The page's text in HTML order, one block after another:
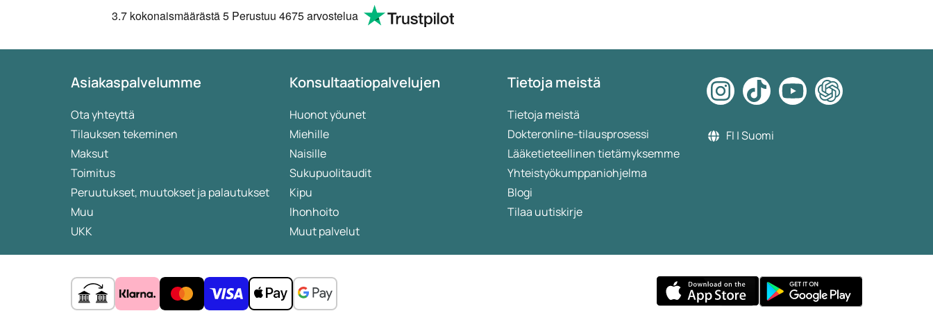
3.7kokonaismäärästä 5 Perustuu 4675 arvostelua
Asiakaspalvelumme
Ota yhteyttä
Tilauksen tekeminen
Maksut
Toimitus
Peruutukset, muutokset ja palautukset
Muu
UKK
Konsultaatiopalvelujen
Huonot yöunet
Miehille
Naisille
Sukupuolitaudit
Kipu
Ihonhoito
Muut palvelut
Tietoja meistä
Tietoja meistä
Dokteronline-tilausprosessi
Lääketieteellinen tietämyksemme
Yhteistyökumppaniohjelma
Blogi
Tilaa uutiskirje
FI | Suomi